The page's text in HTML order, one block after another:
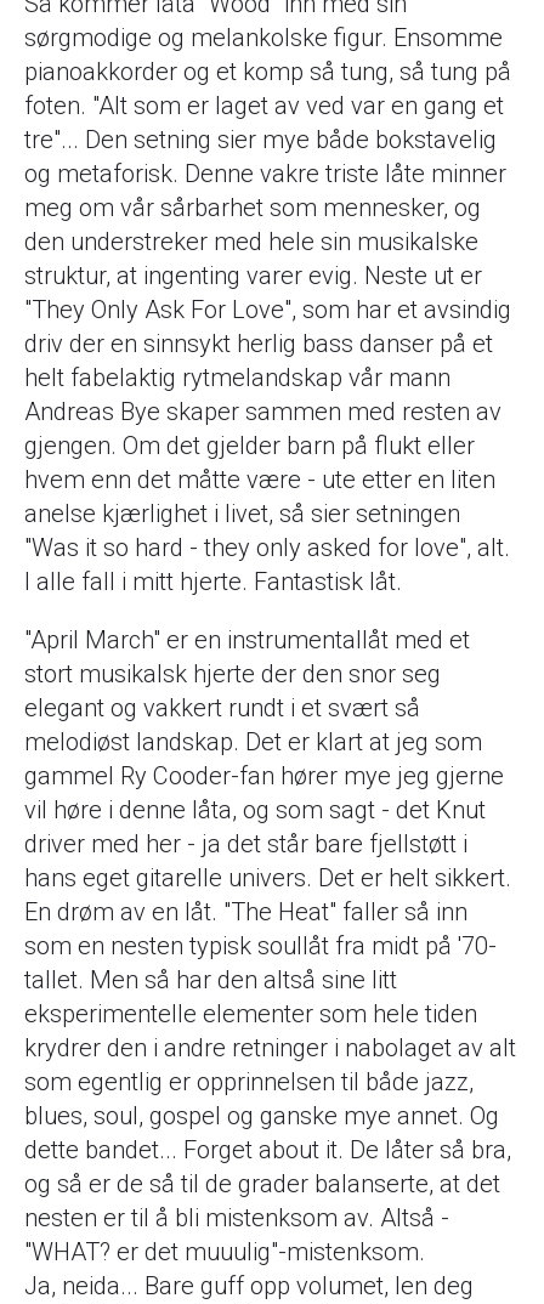
sørgmodige og melankolske figur. Ensomme
pianoakkorder og et komp så tung, så tung på
foten. "Alt som er laget av ved var en gang et
tre"... Den setning sier mye både bokstavelig
og metaforisk. Denne vakre triste låte minner
meg om vår sårbarhet som mennesker, og
den understreker med hele sin musikalske
struktur, at ingenting varer evig. Neste ut er
"They Only Ask For Love", som har et avsindig
driv der en sinnsykt herlig bass danser på et
helt fabelaktig rytmelandskap vår mann
Andreas Bye skaper sammen med resten av
gjengen. Om det gjelder barn på flukt eller
hvem enn det måtte være - ute etter en liten
anelse kjærlighet i livet, så sier setningen
"Was it so hard - they only asked for love", alt.
I alle fall i mitt hjerte. Fantastisk låt.
"April March" er en instrumentallåt med et
stort musikalsk hjerte der den snor seg
elegant og vakkert rundt i et svært så
melodiøst landskap. Det er klart at jeg som
gammel Ry Cooder-fan hører mye jeg gjerne
vil høre i denne låta, og som sagt - det Knut
driver med her - ja det står bare fjellstøtt i
hans eget gitarelle univers. Det er helt sikkert.
En drøm av en låt. "The Heat" faller så inn
som en nesten typisk soullåt fra midt på '70-
tallet. Men så har den altså sine litt
eksperimentelle elementer som hele tiden
krydrer den i andre retninger i nabolaget av alt
som egentlig er opprinnelsen til både jazz,
blues, soul, gospel og ganske mye annet. Og
dette bandet... Forget about it. De låter så bra,
og så er de så til de grader balanserte, at det
nesten er til å bli mistenksom av. Altså -
"WHAT? er det muuulig"-mistenksom.
Ja, neida... Bare guff opp volumet, len deg